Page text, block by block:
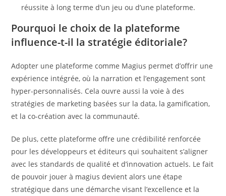
réussite à long terme d’un jeu ou d’une plateforme.
Pourquoi le choix de la plateforme
influence-t-il la stratégie éditoriale?
Adopter une plateforme comme Magius permet d’offrir une
expérience intégrée, où la narration et l’engagement sont
hyper-personnalisés. Cela ouvre aussi la voie à des
stratégies de marketing basées sur la data, la gamification,
et la co-création avec la communauté.
De plus, cette plateforme offre une crédibilité renforcée
pour les développeurs et éditeurs qui souhaitent s’aligner
avec les standards de qualité et d’innovation actuels. Le fait
de pouvoir jouer à magius devient alors une étape
stratégique dans une démarche visant l’excellence et la